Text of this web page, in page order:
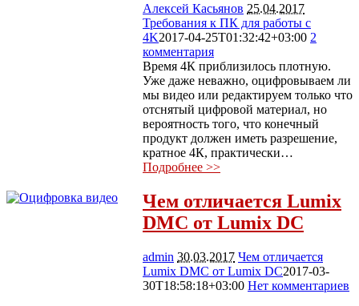
Алексей Касьянов 25.04.2017
Требования к ПК для работы с
4K2017-04-25T01:32:42+03:00 2
комментария
Время 4К приблизилось плотную.
Уже даже неважно, оцифровываем ли
мы видео или редактируем только что
отснятый цифровой материал, но
вероятность того, что конечный
продукт должен иметь разрешение,
кратное 4К, практически…
Подробнее >>
Чем отличается Lumix
DMC от Lumix DC
admin 30.03.2017 Чем отличается
Lumix DMC от Lumix DC2017-03-
30T18:58:18+03:00 Нет комментариев